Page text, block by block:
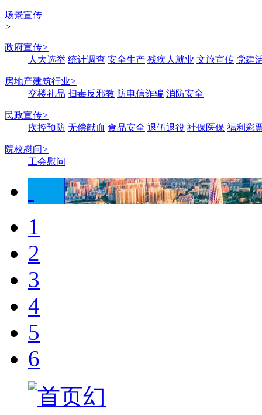
场景宣传
>
政府宣传>
人大选举 统计调查 安全生产 残疾人就业 文旅宣传 党建
房地产建筑行业>
交楼礼品 扫毒反邪教 防电信诈骗 消防安全
民政宣传>
疾控预防 无偿献血 食品安全 退伍退役 社保医保 福利彩
院校慰问>
工会慰问
1
2
3
4
5
6